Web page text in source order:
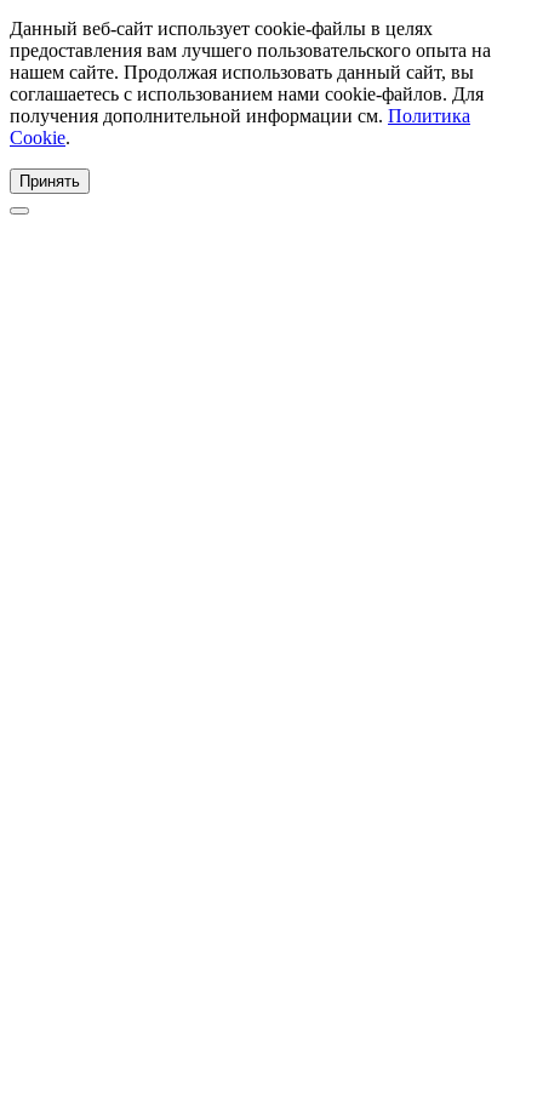
Данный веб-сайт использует cookie-файлы в целях
предоставления вам лучшего пользовательского опыта на
нашем сайте. Продолжая использовать данный сайт, вы
соглашаетесь с использованием нами cookie-файлов. Для
получения дополнительной информации см. Политика
Cookie.
Принять